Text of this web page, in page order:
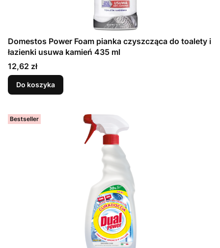
Domestos Power Foam pianka czyszcząca do toalety i
łazienki usuwa kamień 435 ml
Cena
12,62 zł
Do koszyka
Bestseller